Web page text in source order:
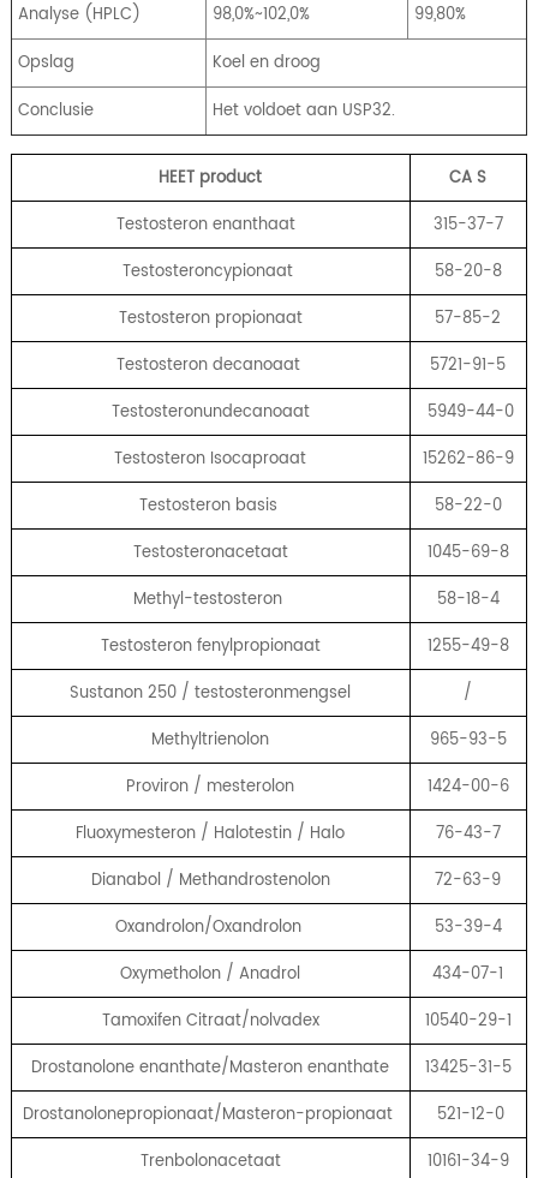
Analyse (HPLC) 98,0%~102,0%
99,80%
Opslag
Koel en droog
Conclusie
Het voldoet aan USP32.
HEET product CAS
Testosteron enanthaat
315-37-7
Testosteroncypionaat
58-20-8
Testosteron propionaat
57-85-2
Testosteron decanoaat
5721-91-5
Testosteronundecanoaat
5949-44-0
Testosteron Isocaproaat
15262-86-9
Testosteron basis
58-22-0
Testosteronacetaat
1045-69-8
Methyl-testosteron
58-18-4
Testosteron fenylpropionaat
1255-49-8
Sustanon 250 / testosteronmengsel
/
Methyltrienolon
965-93-5
Proviron / mesterolon
1424-00-6
Fluoxymesteron / Halotestin / Halo
76-43-7
Dianabol / Methandrostenolon
72-63-9
Oxandrolon/Oxandrolon
53-39-4
Oxymetholon / Anadrol
434-07-1
Tamoxifen Citraat/nolvadex
10540-29-1
Drostanolone enanthate/Masteron enanthate
13425-31-5
Drostanolonepropionaat/Masteron-propionaat
521-12-0
Trenbolonacetaat
10161-34-9